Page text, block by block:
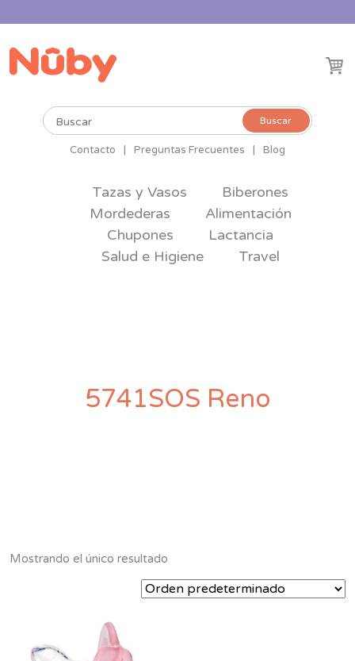
Buscar
Buscar
Contacto Preguntas Frecuentes Blog
Tazas y Vasos
Biberones
Mordederas
Alimentación
Chupones
Lactancia
Salud e Higiene
Travel
5741SOS Reno
Mostrando el único resultado